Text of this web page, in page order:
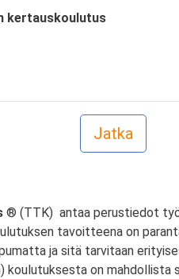
kertauskoulutus
® (TTK) antaa perustiedot
tavoitteena on
ja sitä tarvitaan
koulutuksesta on